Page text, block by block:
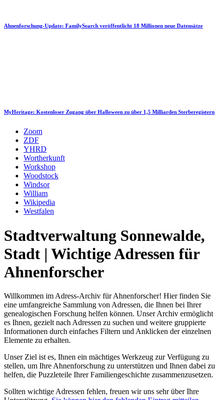
Ahnenforschung-Update: FamilySearch veröffentlicht 18 Millionen neue Datensätze
MyHeritage: Kostenloser Zugang über Halloween zu über 1,5 Milliarden Sterberegistern
Zoom
ZDF
YHRD
Wortherkunft
Workshop
Woodstock
Windsor
William
Wikipedia
Westfalen
Stadtverwaltung Sonnewalde,
Stadt | Wichtige Adressen für
Ahnenforscher
Willkommen im Adress-Archiv für Ahnenforscher! Hier finden Sie
eine umfangreiche Sammlung von Adressen, die Ihnen bei Ihrer
genealogischen Forschung helfen können. Unser Archiv ermöglicht
es Ihnen, gezielt nach Adressen zu suchen und weitere gruppierte
Informationen durch einfaches Filtern und Anklicken der einzelnen
Elemente zu erhalten.
Unser Ziel ist es, Ihnen ein mächtiges Werkzeug zur Verfügung zu
stellen, um Ihre Ahnenforschung zu unterstützen und Ihnen dabei zu
helfen, die Puzzleteile Ihrer Familiengeschichte zusammenzusetzen.
Sollten wichtige Adressen fehlen, freuen wir uns sehr über Ihre